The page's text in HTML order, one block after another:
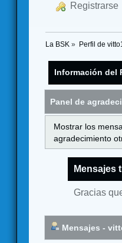
Registrarse
La BSK » Perfil de
Información del
Panel de
Mostrar los
agradecimiento
Mensajes
Gracias
Mensajes -